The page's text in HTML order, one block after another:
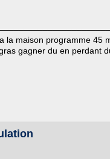
la maison programme 45
gagner du en perdant